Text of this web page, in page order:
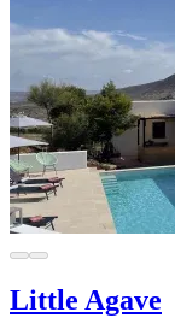
Little Agave